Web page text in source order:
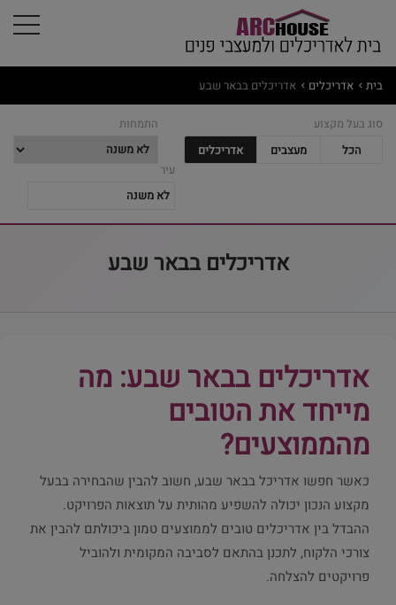
בית אדריכלים אדריכלים בבאר שבע
סוג בעל מקצוע
הכל
מעצבים אדריכלים
התמחות
עיר
אדריכלים בבאר שבע
אדריכלים בבאר שבע: מה
מייחד את הטובים
מהממוצעים?
כאשר חפשו אדריכל בבאר שבע, חשוב להבין שהבחירה בבעל
מקצוע הנכון יכולה להשפיע מהותית על תוצאות הפרויקט.
ההבדל בין אדריכלים טובים לממוצעים טמון ביכולתם להבין את
צורכי הלקוח, לתכנן בהתאם לסביבה המקומית ולהוביל
פרויקטים להצלחה.